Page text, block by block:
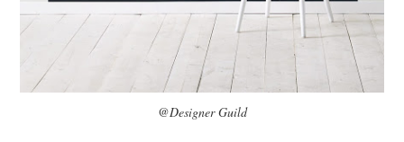
@Designer Guild